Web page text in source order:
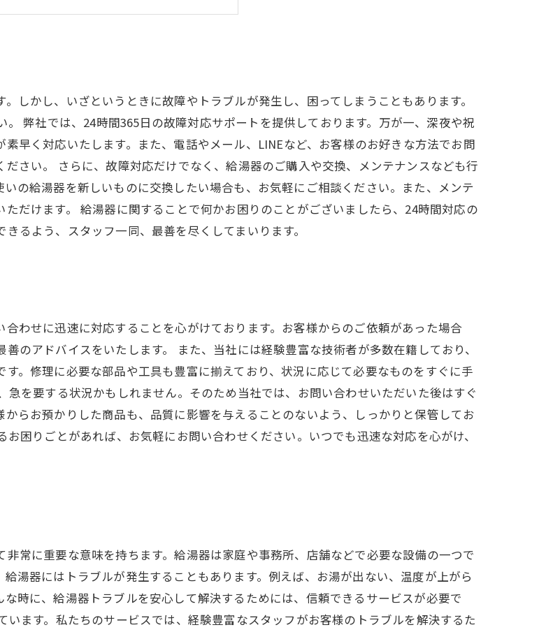
止のアドバイスも
しかし、いざというときに故障やトラブルが発生し、困ってしまうこともあります。
弊社では、24時間365日の故障対応サポートを提供しております。万が一、深夜や祝
早く対応いたします。また、電話やメール、LINEなど、お客様のお好きな方法でお問
さい。 さらに、故障対応だけでなく、給湯器のご購入や交換、メンテナンスなども行
の給湯器を新しいものに交換したい場合も、お気軽にご相談ください。また、メンテ
だけます。 給湯器に関することで何かお困りのことがございましたら、24時間対応の
るよう、スタッフ一同、最善を尽くしてまいります。
わせに迅速に対応することを心がけております。お客様からのご依頼があった場合
のアドバイスをいたします。 また、当社には経験豊富な技術者が多数在籍しており、
。修理に必要な部品や工具も豊富に揃えており、状況に応じて必要なものをすぐに手
を要する状況かもしれません。そのため当社では、お問い合わせいただいた後はすぐ
らお預かりした商品も、品質に影響を与えることのないよう、しっかりと保管してお
困りごとがあれば、お気軽にお問い合わせください。いつでも迅速な対応を心がけ、
常に重要な意味を持ちます。給湯器は家庭や事務所、店舗などで必要な設備の一つで
湯器にはトラブルが発生することもあります。例えば、お湯が出ない、温度が上がら
時に、給湯器トラブルを安心して解決するためには、信頼できるサービスが必要で
ます。私たちのサービスでは、経験豊富なスタッフがお客様のトラブルを解決するた